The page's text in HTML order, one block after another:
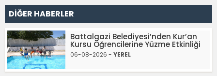
DİĞER HABERLER
Battalgazi Belediyesi’nden Kur’an
Kursu Öğrencilerine Yüzme Etkinliği
06-08-2026 - YEREL